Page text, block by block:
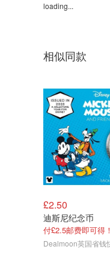
loading...
相似同款
£2.50
迪斯尼纪念币
付£2.5邮费即可得！
Dealmoon英国省钱